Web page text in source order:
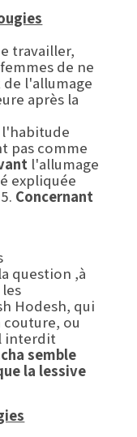
travailler,
de ne
l'allumage
après la
l'habitude
pas comme
l'allumage
expliquée
Concernant
question ,à
Hodesh, qui
ou
interdit
semble
la lessive